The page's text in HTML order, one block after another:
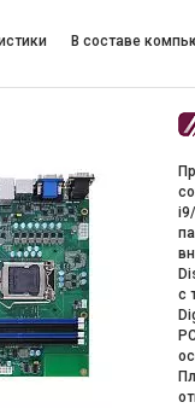
В составе
с